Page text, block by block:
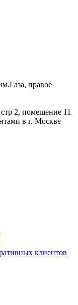
правое
2, помещение 11
в г. Москве
клиентов